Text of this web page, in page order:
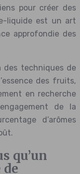
pour créer des
liquide est un art
approfondie des
des techniques de
des fruits,
en recherche
de la
d’arômes
qu’un